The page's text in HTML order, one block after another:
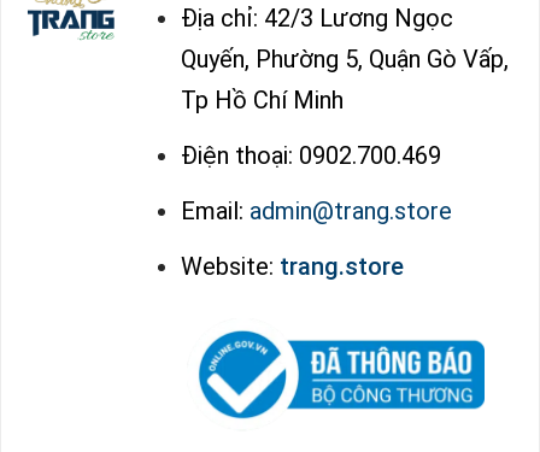
Địa chỉ: 42/3 Lương Ngọc
Quyến, Phường 5, Quận Gò Vấp,
Tp Hồ Chí Minh
Điện thoại: 0902.700.469
Email: admin@trang.store
Website: trang.store